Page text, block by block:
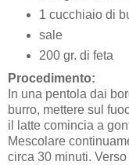
1 cucchiaio di
sale
200 gr. di feta
Procedimento:
In una pentola dai
burro, mettere sul
il latte comincia a
Mescolare
circa 30 minuti.